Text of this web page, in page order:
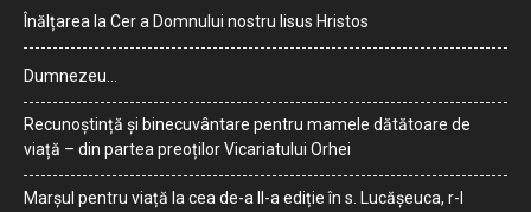
Înălțarea la Cer a Domnului nostru Iisus Hristos
Dumnezeu…
Recunoștință și binecuvântare pentru mamele dătătoare de
viață – din partea preoților Vicariatului Orhei
Marșul pentru viață la cea de-a II-a ediție în s. Lucășeuca, r-l